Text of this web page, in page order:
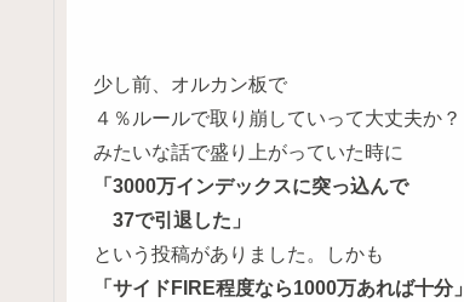
少し前、オルカン板で
４％ルールで取り崩していって大丈夫か？
みたいな話で盛り上がっていた時に
「3000万インデックスに突っ込んで
37で引退した」
という投稿がありました。しかも
「サイドFIRE程度なら1000万あれば十分」